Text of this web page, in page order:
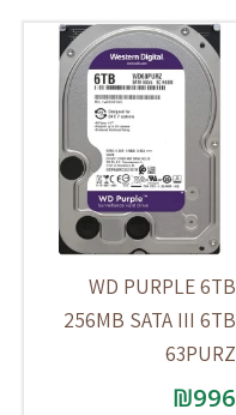
WD PURPLE 6TB
256MB SATA III 6TB
63PURZ
₪996